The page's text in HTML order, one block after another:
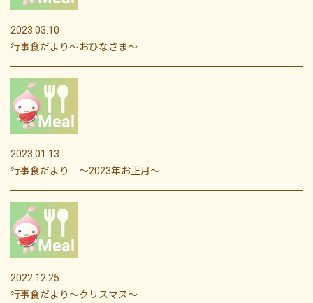
2023.03.10
行事食だより〜おひなさま～
2023.01.13
行事食だより ～2023年お正月～
2022.12.25
行事食だより～クリスマス～